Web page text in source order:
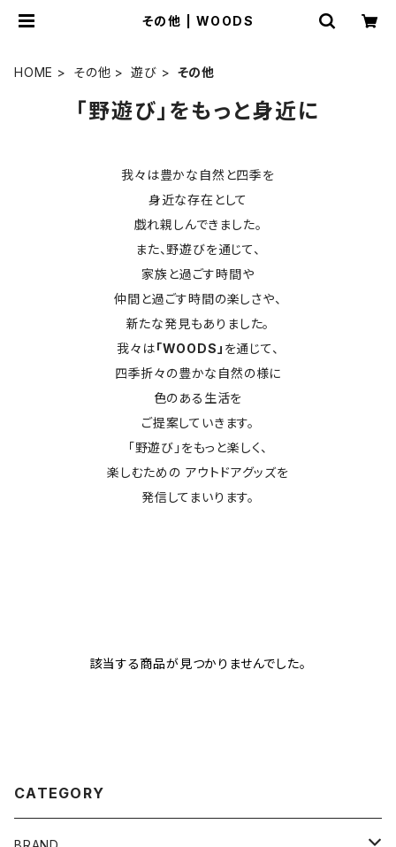
その他 | WOODS
HOME その他 遊び その他
「野遊び」をもっと身近に
我々は豊かな自然と四季を
身近な存在として
戯れ親しんできました。
また、野遊びを通じて、
家族と過ごす時間や
仲間と過ごす時間の楽しさや、
新たな発見もありました。
我々は「WOODS」 を通じて、
四季折々の豊かな自然の様に
色のある生活を
ご提案していきます。
「野遊び」をもっと楽しく、
楽しむための アウトドアグッズを
発信してまいります。
該当する商品が見つかりませんでした。
CATEGORY